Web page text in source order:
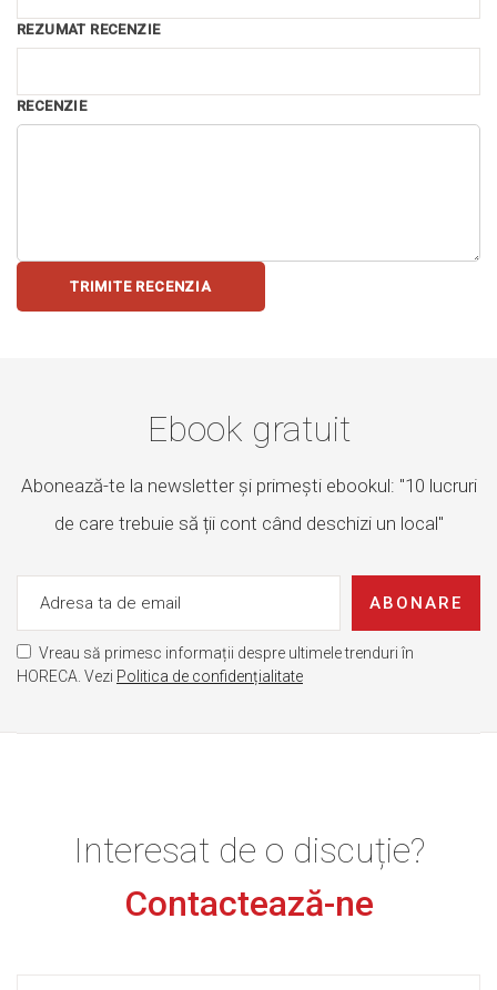
REZUMAT RECENZIE
RECENZIE
TRIMITE RECENZIA
Ebook gratuit
Abonează-te la newsletter și primești ebookul: "10 lucruri
de care trebuie să ții cont când deschizi un local"
ABONARE
Vreau să primesc informații despre ultimele trenduri în
HORECA. Vezi Politica de confidențialitate
Interesat de o discuție?
Contactează-ne